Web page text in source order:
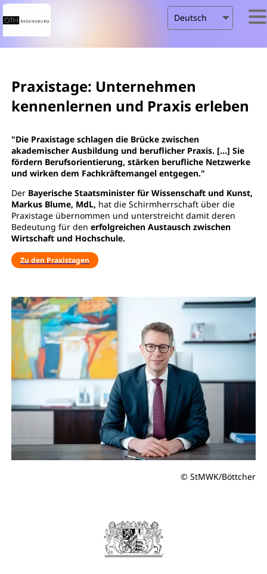
Praxistage: Unternehmen
kennenlernen und Praxis erleben
"Die Praxistage schlagen die Brücke zwischen
akademischer Ausbildung und beruflicher Praxis. [...] Sie
fördern Berufsorientierung, stärken berufliche Netzwerke
und wirken dem Fachkräftemangel entgegen."
Der Bayerische Staatsminister für Wissenschaft und Kunst,
Markus Blume, MdL, hat die Schirmherrschaft über die
Praxistage übernommen und unterstreicht damit deren
Bedeutung für den erfolgreichen Austausch zwischen
Wirtschaft und Hochschule.
Zu den Praxistagen
© StMWK/Böttcher